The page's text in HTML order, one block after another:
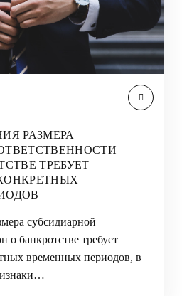
РАЗМЕРА
ТРЕБУЕТ
субсидиарной
о банкротстве требует
временных периодов, в